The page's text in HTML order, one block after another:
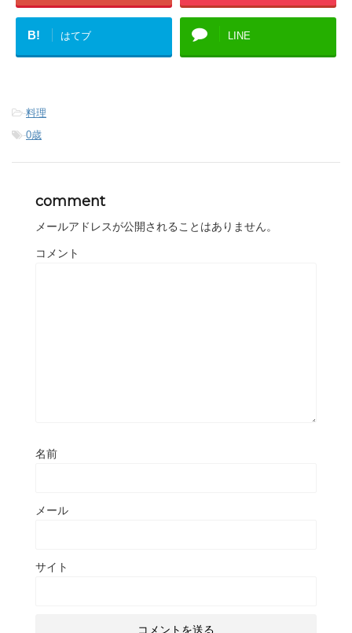
B! はてブ LINE
-料理
-0歳
comment
メールアドレスが公開されることはありません。
コメント
名前
メール
サイト